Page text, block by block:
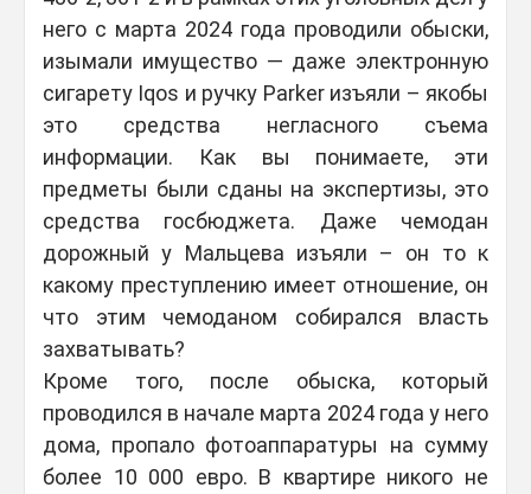
него с марта 2024 года проводили обыски,
изымали имущество — даже электронную
сигарету Iqos и ручку Parker изъяли – якобы
это средства негласного съема
информации. Как вы понимаете, эти
предметы были сданы на экспертизы, это
средства госбюджета. Даже чемодан
дорожный у Мальцева изъяли – он то к
какому преступлению имеет отношение, он
что этим чемоданом собирался власть
захватывать?
Кроме того, после обыска, который
проводился в начале марта 2024 года у него
дома, пропало фотоаппаратуры на сумму
более 10 000 евро. В квартире никого не